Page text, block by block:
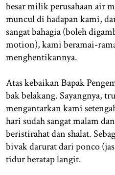
besar milik perusahaan air
muncul di hadapan kami,
sangat bahagia (boleh
motion), kami beramai-
menghentikannya.
Atas kebaikan Bapak
bak belakang. Sayangnya,
mengantarkan kami
hari sudah sangat malam
beristirahat dan shalat.
bivak darurat dari ponco
tidur beratap langit.